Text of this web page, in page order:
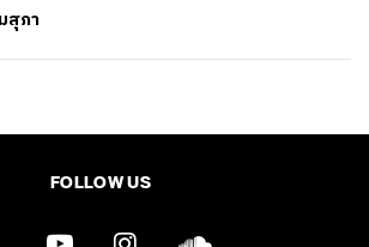
สุภา
FOLLOW US